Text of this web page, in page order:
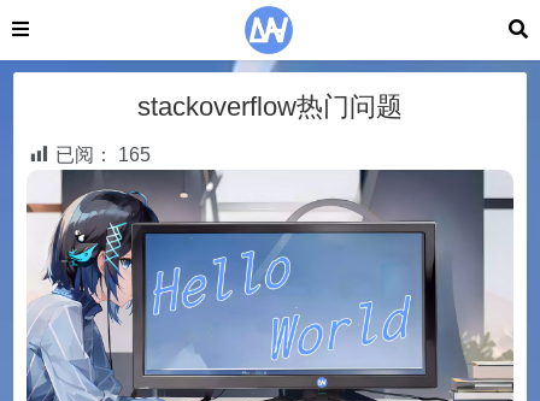
stackoverflow热门问题
已阅： 165